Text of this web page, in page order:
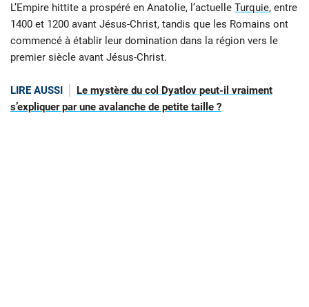
L’Empire hittite a prospéré en Anatolie, l’actuelle Turquie, entre
1400 et 1200 avant Jésus-Christ, tandis que les Romains ont
commencé à établir leur domination dans la région vers le
premier siècle avant Jésus-Christ.
LIRE AUSSI
Le mystère du col Dyatlov peut-il vraiment
s’expliquer par une avalanche de petite taille ?